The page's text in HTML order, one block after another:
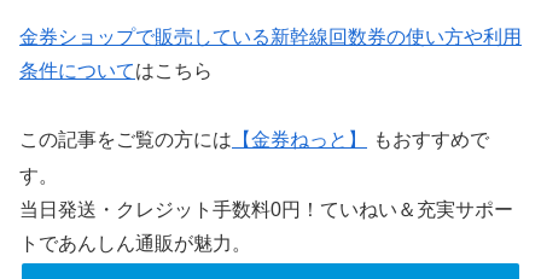
金券ショップで販売している新幹線回数券の使い方や利用
条件についてはこちら
この記事をご覧の方には 【金券ねっと】
もおすすめで
す。
当日発送・クレジット手数料0円！ていねい＆充実サポー
トであんしん通販が魅力。